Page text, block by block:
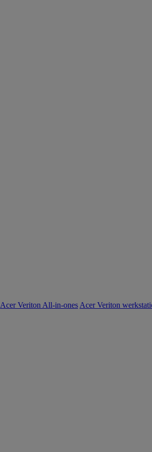
Acer Veriton All-in-ones Acer Veriton